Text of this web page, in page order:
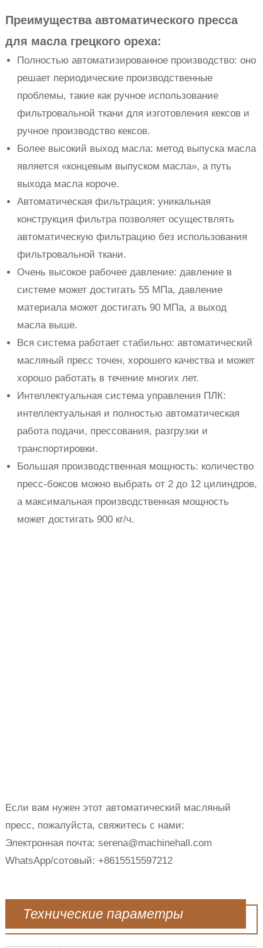
Преимущества автоматического пресса
для масла грецкого ореха:
Полностью автоматизированное производство: оно
решает периодические производственные
проблемы, такие как ручное использование
фильтровальной ткани для изготовления кексов и
ручное производство кексов.
Более высокий выход масла: метод выпуска масла
является «концевым выпуском масла», а путь
выхода масла короче.
Автоматическая фильтрация: уникальная
конструкция фильтра позволяет осуществлять
автоматическую фильтрацию без использования
фильтровальной ткани.
Очень высокое рабочее давление: давление в
системе может достигать 55 МПа, давление
материала может достигать 90 МПа, а выход
масла выше.
Вся система работает стабильно: автоматический
масляный пресс точен, хорошего качества и может
хорошо работать в течение многих лет.
Интеллектуальная система управления ПЛК:
интеллектуальная и полностью автоматическая
работа подачи, прессования, разгрузки и
транспортировки.
Большая производственная мощность: количество
пресс-боксов можно выбрать от 2 до 12 цилиндров,
а максимальная производственная мощность
может достигать 900 кг/ч.
Если вам нужен этот автоматический масляный
пресс, пожалуйста, свяжитесь с нами:
Электронная почта: serena@machinehall.com
WhatsApp/сотовый: +8615515597212
Технические параметры